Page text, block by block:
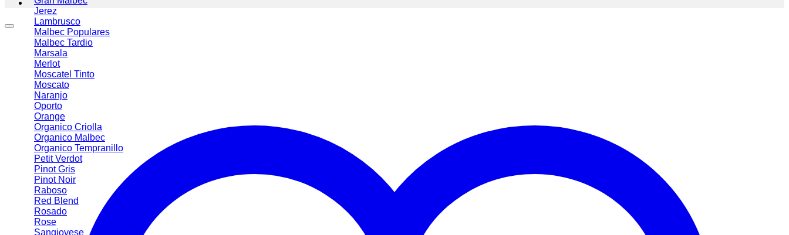
Jerez
Lambrusco
Malbec
Malbec Tardio
Marsala
Merlot
Moscatel Tinto
Moscato
Naranjo
Oporto
Orange
Organico Criolla
Organico Malbec
Organico Tempranillo
Petit Verdot
Pinot Gris
Pinot Noir
Raboso
Red Blend
Rosado
Rose
Sangiovese